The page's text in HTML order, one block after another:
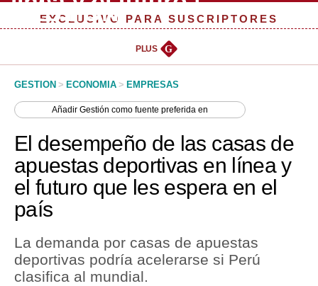
Management & Empleo
Perú
Política
Tu Dinero
Finanzas Personales
Inmobiliarias
EXCLUSIVO PARA SUSCRIPTORES
PLUS G
GESTION > ECONOMIA > EMPRESAS
AñadirGestión como fuente preferida en
El desempeño de las casas de
apuestas deportivas en línea y
el futuro que les espera en el
país
La demanda por casas de apuestas
deportivas podría acelerarse si Perú
clasifica al mundial.